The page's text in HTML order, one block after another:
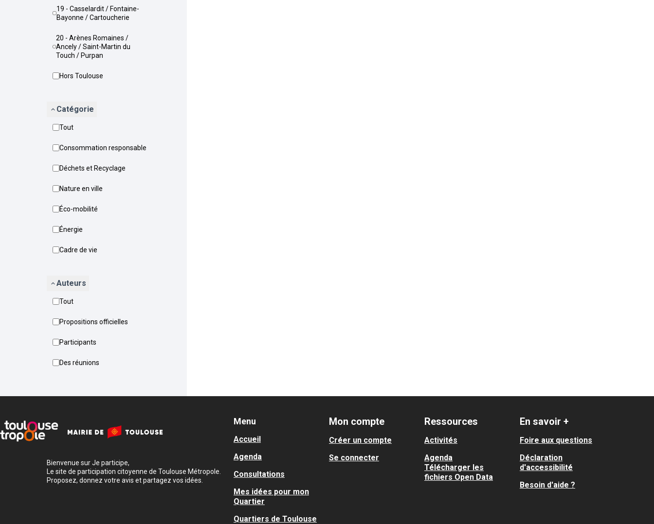
19 - Casselardit / Fontaine-
Bayonne / Cartoucherie
20 - Arènes Romaines /
Ancely / Saint-Martin du
Touch / Purpan
Hors Toulouse
Catégorie
Tout
Consommation responsable
Déchets et Recyclage
Nature en ville
Éco-mobilité
Énergie
Cadre de vie
Auteurs
Tout
Propositions officielles
Participants
Des réunions
Bienvenue sur Je participe,
Le site de participation citoyenne de Toulouse Métropole.
Proposez, donnez votre avis et partagez vos idées.
Menu
Accueil
Agenda
Consultations
Mes idées pour mon
Quartier
Quartiers de Toulouse
Mon compte
Créer un compte
Se connecter
Ressources
Activités
Agenda
Télécharger les
fichiers Open Data
En savoir +
Foire aux questions
Déclaration
d'accessibilité
Besoin d'aide ?